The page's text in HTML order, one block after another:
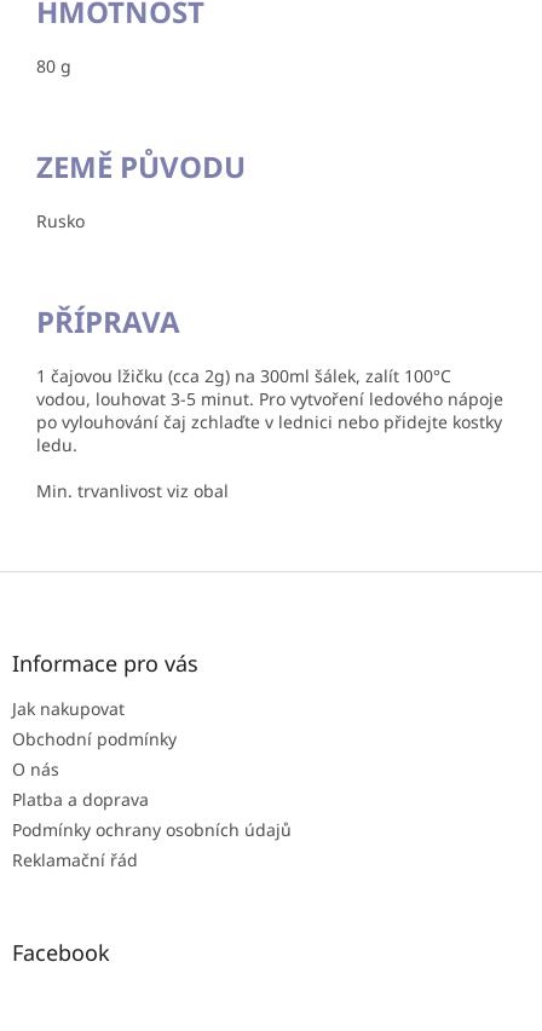
HMOTNOST
80 g
ZEMĚ PŮVODU
Rusko
PŘÍPRAVA
1 čajovou lžičku (cca 2g) na 300ml šálek, zalít 100°C
vodou, louhovat 3-5 minut. Pro vytvoření ledového nápoje
po vylouhování čaj zchlaďte v lednici nebo přidejte kostky
ledu.
Min. trvanlivost viz obal
Z
Informace pro vás
Jak nakupovat
Obchodní podmínky
O nás
Platba a doprava
Podmínky ochrany osobních údajů
Reklamační řád
Facebook